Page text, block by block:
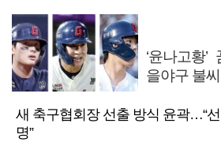
‘윤나고황
을야구 불
새 축구협회장 선출 방식 윤곽…“
명”